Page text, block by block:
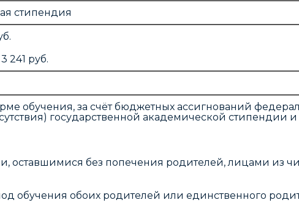
стипендия
241 руб.
обучения, за счёт бюджетных ассигнований
государственной академической стипендии
оставшимися без попечения родителей, лицами из
обучения обоих родителей или единственного